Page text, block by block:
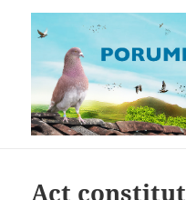
Act